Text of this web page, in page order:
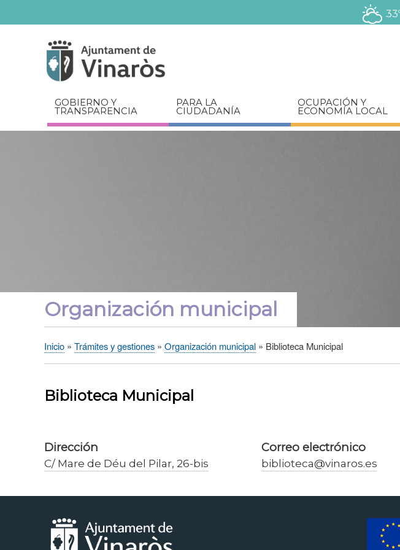
relacionados
GOBIERNO Y
TRANSPARENCIA
PARA LA
CIUDADANÍA
OCUPACIÓN Y
ECONOMÍA LOCAL
Organización municipal
Sobrescribir
de
ayuda
navegación
Inicio Trámites y gestiones Organización municipal Biblioteca Municipal
Biblioteca Municipal
Dirección
C/ Mare de Déu del Pilar, 26-bis
Correo electrónico
biblioteca@vinaros.es